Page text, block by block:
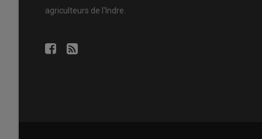
agriculteurs de l'Indre.